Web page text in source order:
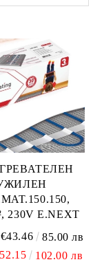
230V E.NEXT
€43.46 85.00 лв
102.00 лв